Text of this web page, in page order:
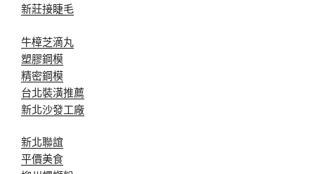
新莊接睫毛
牛樟芝滴丸
塑膠鋼模
精密鋼模
台北裝潢推薦
新北沙發工廠
新北聯誼
平價美食